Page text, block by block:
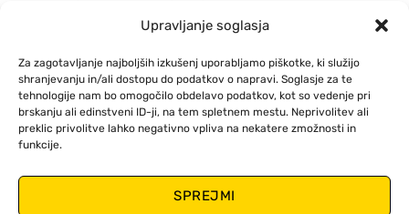
Upravljanje soglasja
Za zagotavljanje najboljših izkušenj uporabljamo piškotke, ki služijo
shranjevanju in/ali dostopu do podatkov o napravi. Soglasje za te
tehnologije nam bo omogočilo obdelavo podatkov, kot so vedenje pri
brskanju ali edinstveni ID-ji, na tem spletnem mestu. Neprivolitev ali
preklic privolitve lahko negativno vpliva na nekatere zmožnosti in
funkcije.
SPREJMI
Trpežna konstrukcija– ohranja mehkobo in učinkovitost skozi
Aplikacije:
Popolna za notranje in zunanje detajliranje, poliranje laka, čiščenje
oken, nego armaturne plošče in končno poliranje. Varna za
uporabo na vseh avtomobilskih površinah, vključno s prozornim